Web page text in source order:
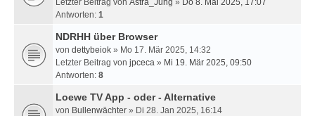
Letzter Beitrag von Astra_Jung » Do 8. Mai 2025, 17:07
Antworten: 1
NDRHH über Browser
von dettybeiok » Mo 17. Mär 2025, 14:32
Letzter Beitrag von jpceca » Mi 19. Mär 2025, 09:50
Antworten: 8
Loewe TV App - oder - Alternative
von Bullenwächter » Di 28. Jan 2025, 16:14